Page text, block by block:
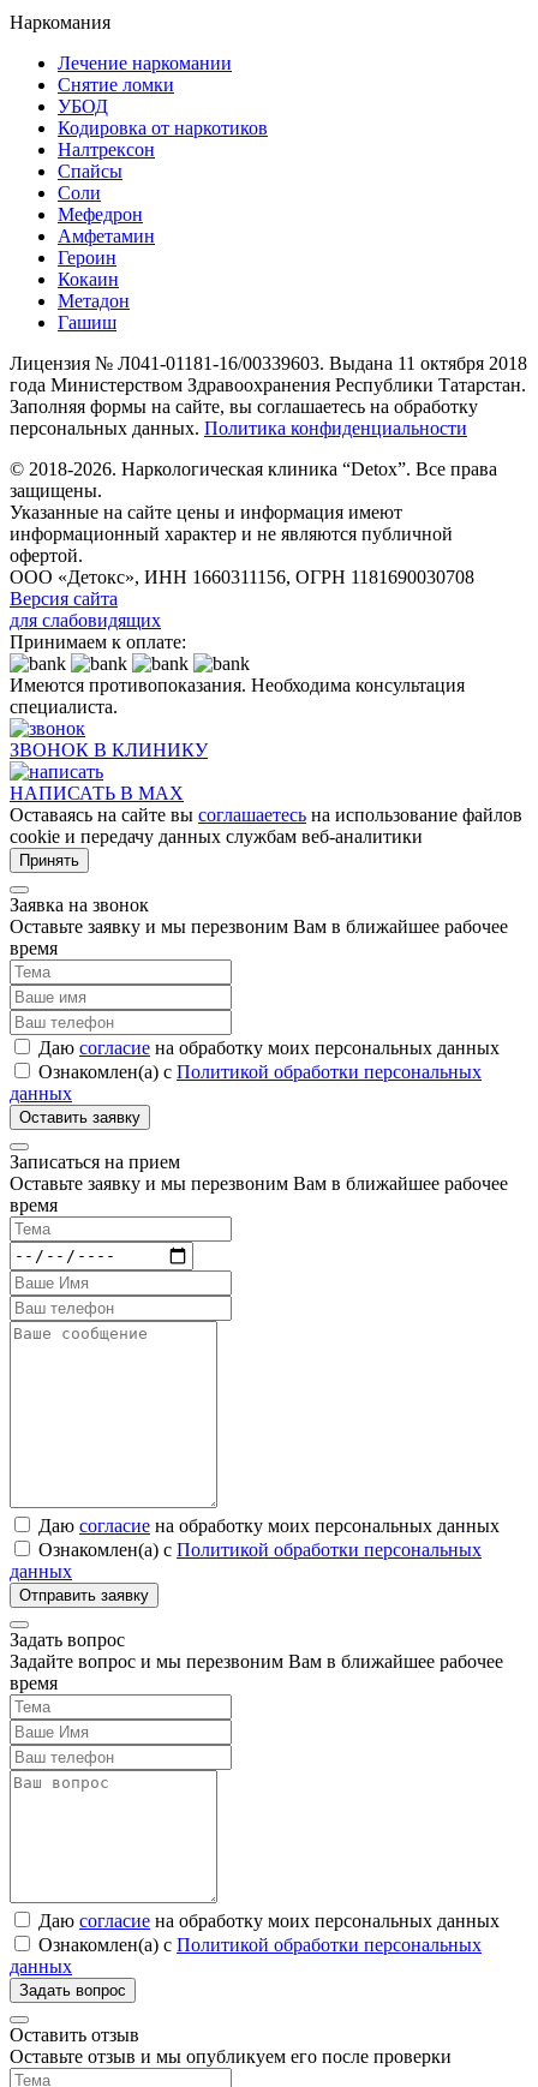
Наркомания
Лечение наркомании
Снятие ломки
УБОД
Кодировка от наркотиков
Налтрексон
Спайсы
Соли
Мефедрон
Амфетамин
Героин
Кокаин
Метадон
Гашиш
Лицензия № Л041-01181-16/00339603. Выдана 11 октября 2018
года Министерством Здравоохранения Республики Татарстан.
Заполняя формы на сайте, вы соглашаетесь на обработку
персональных данных. Политика конфиденциальности
© 2018-2026. Наркологическая клиника “Detox”. Все права
защищены.
Указанные на сайте цены и информация имеют
информационный характер и не являются публичной
офертой.
ООО «Детокс», ИНН 1660311156, ОГРН 1181690030708
Версия сайта
для слабовидящих
Принимаем к оплате:
Имеются противопоказания. Необходима консультация
специалиста.
ЗВОНОК В КЛИНИКУ
НАПИСАТЬ В MAX
Оставаясь на сайте вы соглашаетесь на использование файлов
cookie и передачу данных службам веб-аналитики
Принять
Заявка на звонок
Оставьте заявку и мы перезвоним Вам в ближайшее рабочее
время
Даю согласие на обработку моих персональных данных
Ознакомлен(а) с Политикой обработки персональных
данных
Записаться на прием
Оставьте заявку и мы перезвоним Вам в ближайшее рабочее
время
Даю согласие на обработку моих персональных данных
Ознакомлен(а) с Политикой обработки персональных
данных
Задать вопрос
Задайте вопрос и мы перезвоним Вам в ближайшее рабочее
время
Даю согласие на обработку моих персональных данных
Ознакомлен(а) с Политикой обработки персональных
данных
Оставить отзыв
Оставьте отзыв и мы опубликуем его после проверки